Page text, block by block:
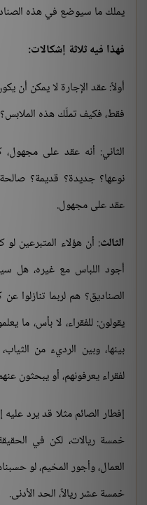
يملك ما سيوضع في هذه
فهذا فيه ثلاثة إشكالات:
أولاً: عقد الإجارة لا يمكن أن
فقط، فكيف تملّك هذه الملابس؟
الثاني: أنه عقد على
نوعها؟ جديدة؟ قديمة؟
عقد على مجهول.
الثالث: أن هؤلاء المتبرعين لو
أجود اللباس مع غيره، هل
الصناديق؟ هم لربما تنازلوا
يقولون: للفقراء، لا بأس، ما
بينها، وبين الرديء من
لفقراء يعرفونهم، أو يبحثون
إفطار الصائم مثلا قد يرد
خمسة ريالات، لكن في
العمال، وأجور المخيم، لو
خمسة عشر ريالاً، الحد الأدنى.